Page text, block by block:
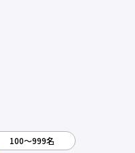
100～999名